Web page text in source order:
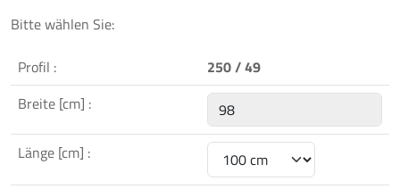
Bitte wählen Sie:
Profil :
250 / 49
Breite [cm] :
Länge [cm] :